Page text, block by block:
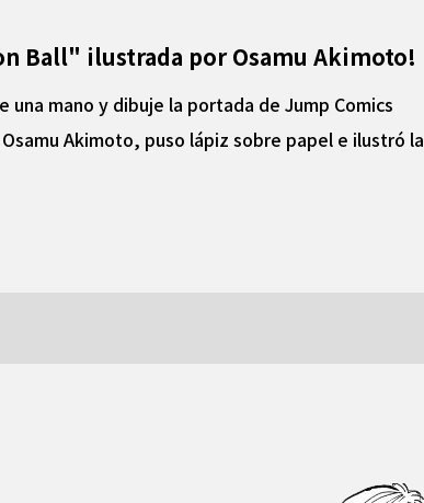
Ball" ilustrada por Osamu Akimoto!
mano y dibuje la portada de Jump Comics
Akimoto, puso lápiz sobre papel e ilustró la